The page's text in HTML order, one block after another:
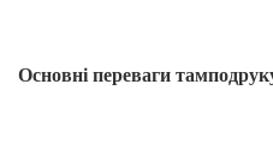
Основні переваги